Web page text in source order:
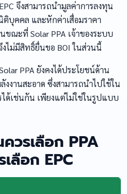
จึงสามารถนำมูลค่าการลงทุน
บุคคล และหักค่าเสื่อมราคา
ณะที่ Solar PPA เจ้าของระบบ
งไม่มีสิทธิ์ยื่นขอ BOI ในส่วนนี้
PPA ยังคงได้ประโยชน์ด้าน
งานสะอาด ซึ่งสามารถนำไปใช้ใน
ได้เช่นกัน เพียงแต่ไม่ใช่ในรูปแบบ
วรเลือก PPA
ลือก EPC